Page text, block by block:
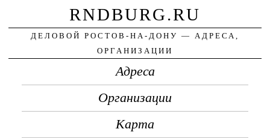
RNDBURG.RU
ДЕЛОВОЙ РОСТОВ-НА-ДОНУ — АДРЕСА,
ОРГАНИЗАЦИИ
Адреса
Организации
Карта